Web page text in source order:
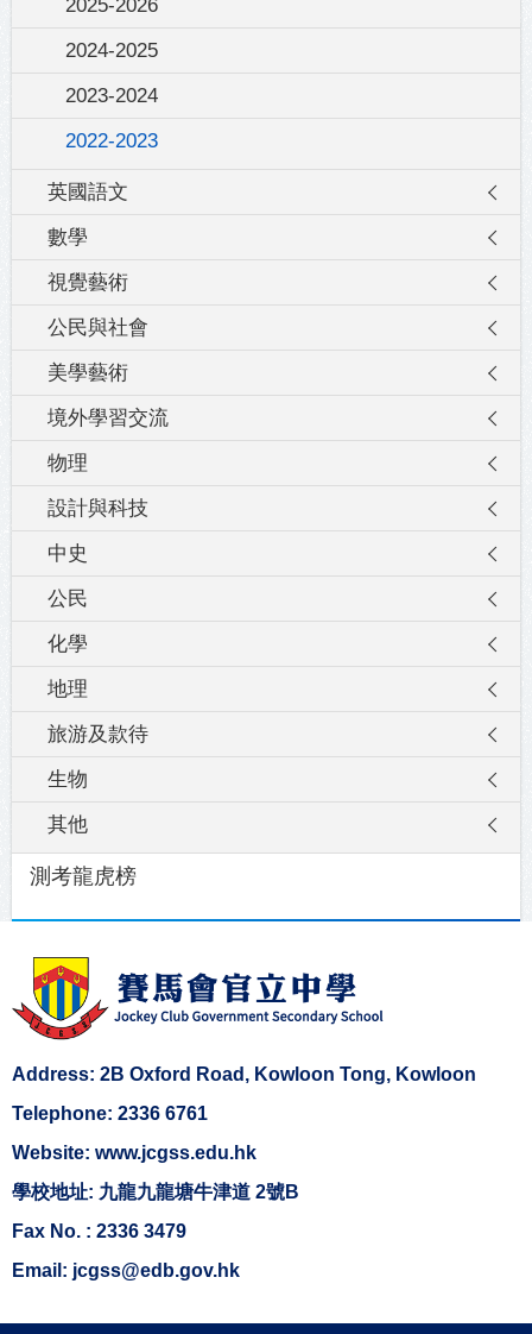
2025-2026
2024-2025
2023-2024
2022-2023
英國語文
數學
視覺藝術
公民與社會
美學藝術
境外學習交流
物理
設計與科技
中史
公民
化學
地理
旅游及款待
生物
其他
測考龍虎榜
Address: 2B Oxford Road, Kowloon Tong, Kowloon
Telephone: 2336 6761
Website: www.jcgss.edu.hk
學校地址: 九龍九龍塘牛津道 2號B
Fax No. : 2336 3479
Email: jcgss@edb.gov.hk